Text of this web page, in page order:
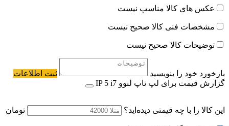
عکس های کالا مناسب نیست
مشخصات فنی کالا صحیح نیست
توضیحات کالا صحیح نیست
بازخورد خود را بنویسید
ثبت اطلاعات
گزارش قیمت برای لپ تاپ لنوو IP 5 i7
این کالا را با چه قیمتی دیده‌اید؟ تومان